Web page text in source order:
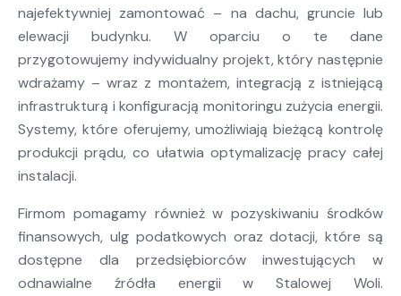
najefektywniej zamontować – na dachu, gruncie lub
elewacji budynku. W oparciu o te dane
przygotowujemy indywidualny projekt, który następnie
wdrażamy – wraz z montażem, integracją z istniejącą
infrastrukturą i konfiguracją monitoringu zużycia energii.
Systemy, które oferujemy, umożliwiają bieżącą kontrolę
produkcji prądu, co ułatwia optymalizację pracy całej
instalacji.
Firmom pomagamy również w pozyskiwaniu środków
finansowych, ulg podatkowych oraz dotacji, które są
dostępne dla przedsiębiorców inwestujących w
odnawialne źródła energii w Stalowej Woli.